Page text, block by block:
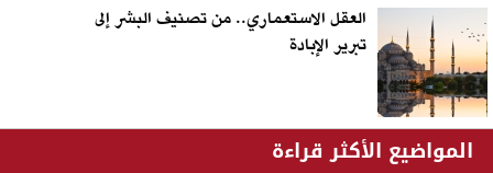
العقل الاستعماري.. من تصنيف البشر إلى
تبرير الإبادة
المواضيع الأكثر قراءة